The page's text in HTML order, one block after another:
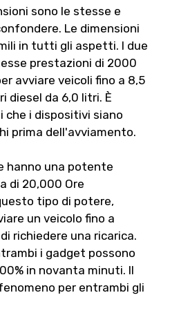
sono le stesse e
Le dimensioni
in tutti gli aspetti. I due
prestazioni di 2000
avviare veicoli fino a 8,5
diesel da 6,0 litri. È
che i dispositivi siano
prima dell'avviamento.
hanno una potente
di 20,000 Ore
tipo di potere,
un veicolo fino a
richiedere una ricarica.
i gadget possono
in novanta minuti. Il
per entrambi gli